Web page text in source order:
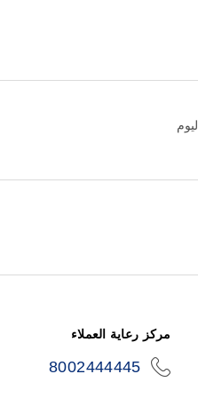
مركز رعاية العملاء
8002444445